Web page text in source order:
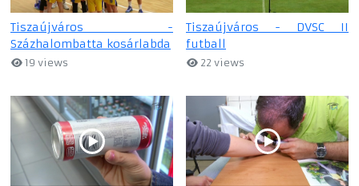
Tiszaújváros -
Százhalombatta kosárlabda
19 views
Tiszaújváros - DVSC II
futball
22 views